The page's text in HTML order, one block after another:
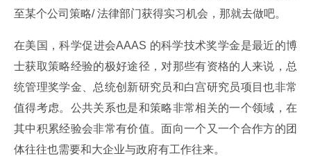
至某个公司策略/ 法律部门获得实习机会，那就去做吧。
在美国，科学促进会AAAS 的科学技术奖学金是最近的博
士获取策略经验的极好途径，对那些有资格的人来说，总
统管理奖学金、总统创新研究员和白宫研究员项目也非常
值得考虑。公共关系也是和策略非常相关的一个领域，在
其中积累经验会非常有价值。面向一个又一个合作方的团
体往往也需要和大企业与政府有工作往来。